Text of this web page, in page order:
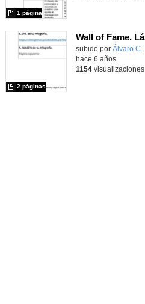
1 página
Wall of Fame.
Contenido educativo.
subido por Álvaro C.
2 páginas
hace 6 años
1154visualizaciones